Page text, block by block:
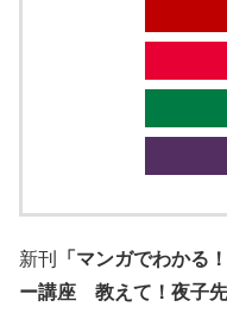
新刊
「マンガでわか
ー講座 教えて！夜子先